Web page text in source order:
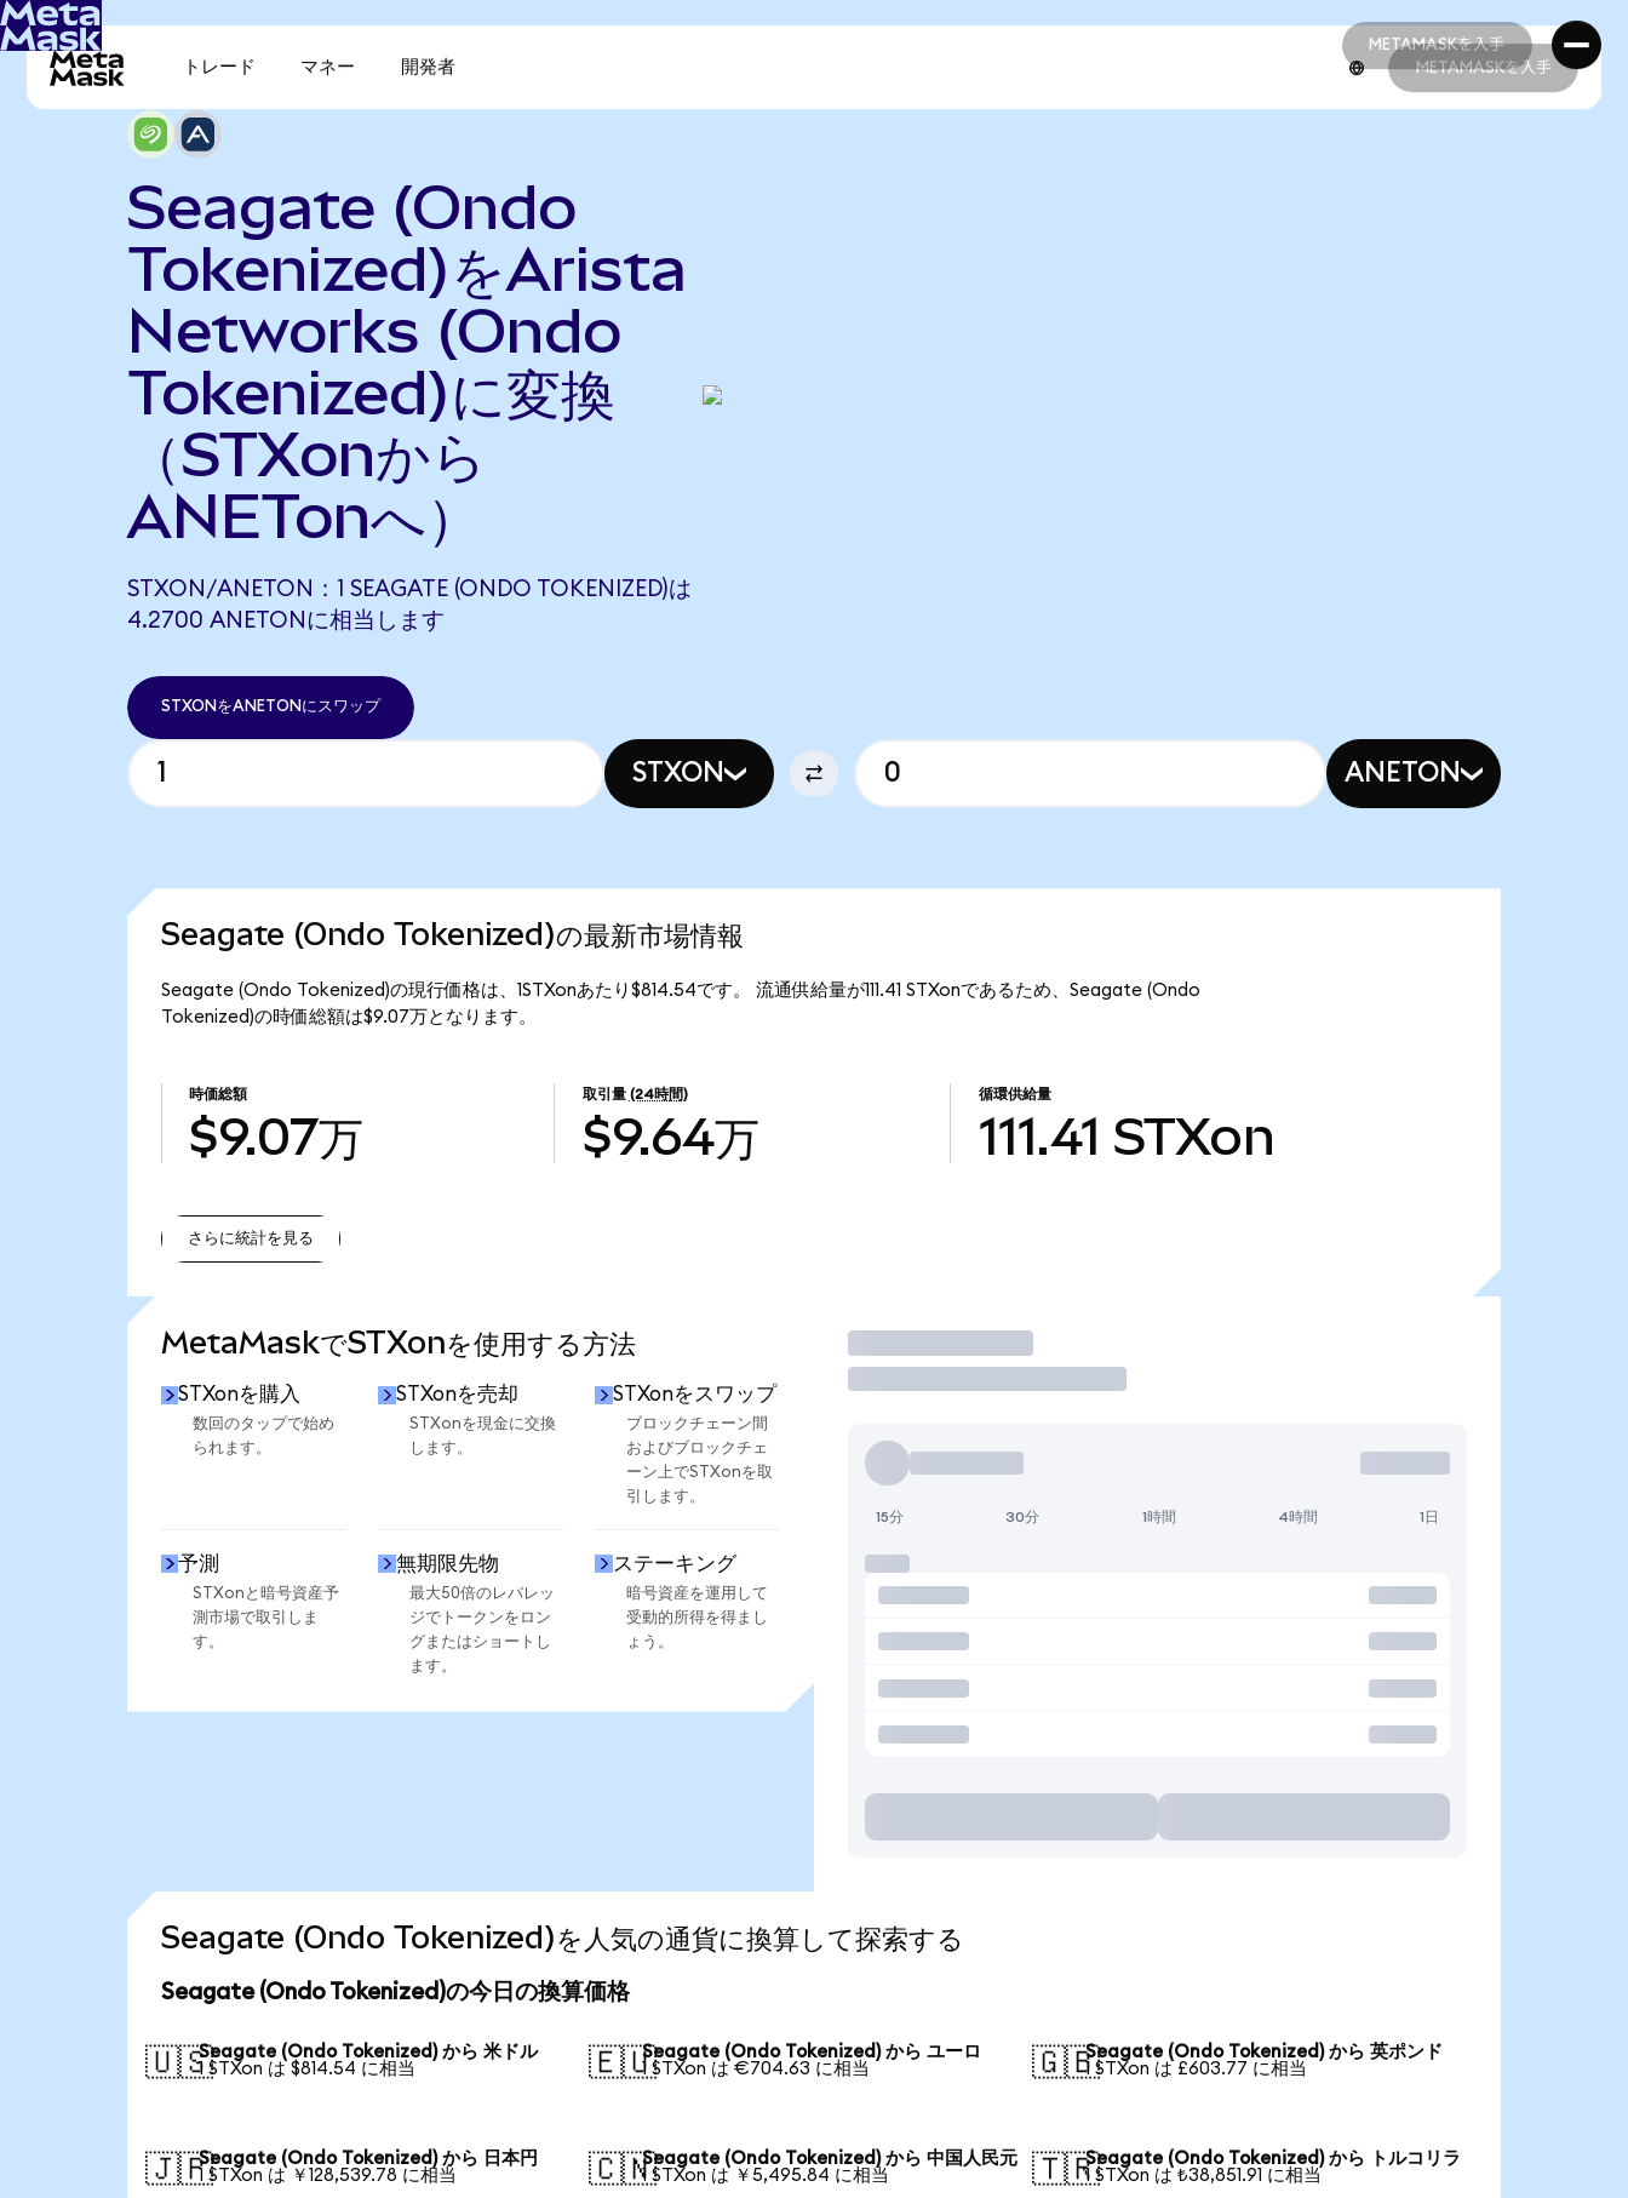
METAMASKを入手
METAMASKを入手
トレード マネー 開発者 METAMASKを入手
Seagate (Ondo
Tokenized)をArista
Networks (Ondo
Tokenized)に変換
（STXonから
ANETonへ）
STXON/ANETON：1 SEAGATE (ONDO TOKENIZED)は
4.2700 ANETONに相当します
STXONをANETONにスワップ
STXON ANETON
Seagate (Ondo Tokenized)の最新市場情報
Seagate (Ondo Tokenized)の現行価格は、1STXonあたり$814.54です。 流通供給量が111.41 STXonであるため、Seagate (Ondo
Tokenized)の時価総額は$9.07万となります。
時価総額
$9.07万
取引量 (24時間)
$9.64万
循環供給量
111.41 STXon
さらに統計を見る
MetaMaskでSTXonを使用する方法
STXonを購入
数回のタップで始め
られます。
STXonを売却
STXonを現金に交換
します。
STXonをスワップ
ブロックチェーン間
およびブロックチェ
ーン上でSTXonを取
引します。
予測
STXonと暗号資産予
測市場で取引しま
す。
無期限先物
最大50倍のレバレッ
ジでトークンをロン
グまたはショートし
ます。
ステーキング
暗号資産を運用して
受動的所得を得まし
ょう。
取引
15分 30分 1時間 4時間 1日
Seagate (Ondo Tokenized)を人気の通貨に換算して探索する
Seagate (Ondo Tokenized)の今日の換算価格
🇺🇸Seagate (Ondo Tokenized) から 米ドル
1 STXon は $814.54 に相当
🇪🇺Seagate (Ondo Tokenized) から ユーロ
1 STXon は €704.63 に相当
🇬🇧Seagate (Ondo Tokenized) から 英ポンド
1 STXon は £603.77 に相当
🇯🇵Seagate (Ondo Tokenized) から 日本円
1 STXon は ￥128,539.78 に相当
🇨🇳Seagate (Ondo Tokenized) から 中国人民元
1 STXon は ￥5,495.84 に相当
🇹🇷Seagate (Ondo Tokenized) から トルコリラ
1 STXon は ₺38,851.91 に相当